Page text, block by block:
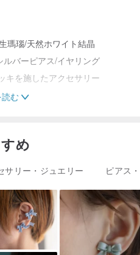
瑪瑙/天然ホワイト結晶
バーピアス/イヤリング
キを施したアクセサリー
ーギフト: 注文ごとに半額の割
は、ゲスト自身の使用に適した
む
め
サリー・ジュエリー ピアス